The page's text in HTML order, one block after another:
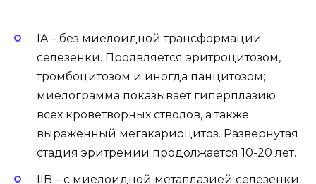
IA – без миелоидной трансформации
селезенки. Проявляется эритроцитозом,
тромбоцитозом и иногда панцитозом;
миелограмма показывает гиперплазию
всех кроветворных стволов, а также
выраженный мегакариоцитоз. Развернутая
стадия эритремии продолжается 10-20 лет.
IIB – с миелоидной метаплазией селезенки.